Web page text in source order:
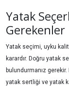
Yatak
Gerekenler
Yatak seçimi, uyku
karardır. Doğru yatak
bulundurmanız
yatak sertliği ve yatak